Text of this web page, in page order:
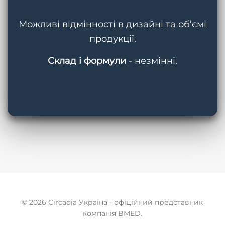
© 2026 Circadia Україна - офіційний представник
компанія BMED.
Можливі відмінності в дизайні та об’ємі
продукції.
Склад і формули - незмінні.